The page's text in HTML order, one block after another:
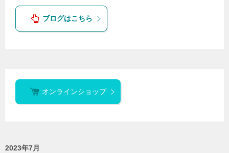
ブログはこちら
オンラインショップ
2023年7月